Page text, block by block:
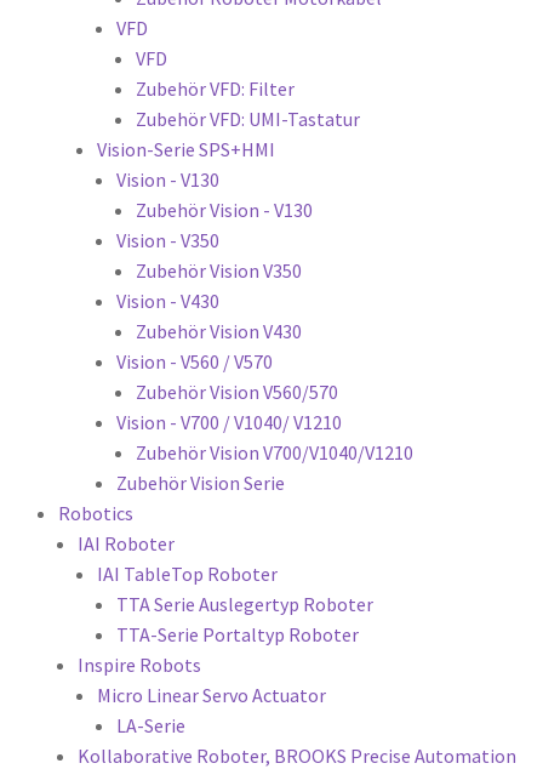
VFD
VFD
Zubehör VFD: Filter
Zubehör VFD: UMI-Tastatur
Vision-Serie SPS+HMI
Vision - V130
Zubehör Vision - V130
Vision - V350
Zubehör Vision V350
Vision - V430
Zubehör Vision V430
Vision - V560 / V570
Zubehör Vision V560/570
Vision - V700 / V1040/ V1210
Zubehör Vision V700/V1040/V1210
Zubehör Vision Serie
Robotics
IAI Roboter
IAI TableTop Roboter
TTA Serie Auslegertyp Roboter
TTA-Serie Portaltyp Roboter
Inspire Robots
Micro Linear Servo Actuator
LA-Serie
Kollaborative Roboter, BROOKS Precise Automation